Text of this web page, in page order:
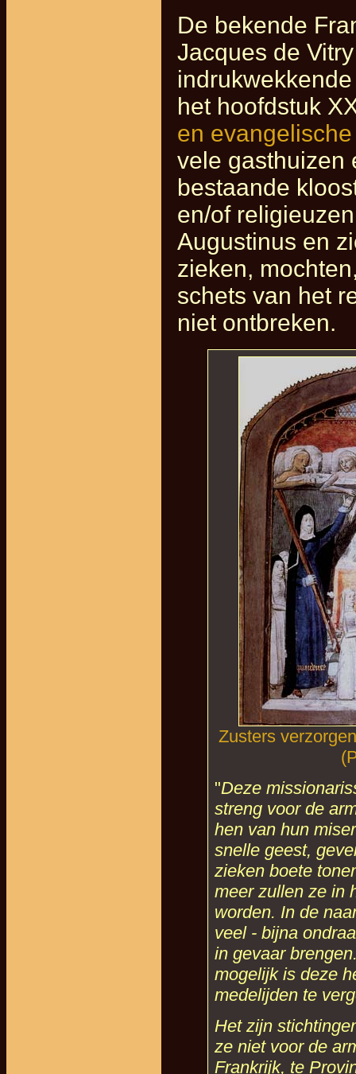
De bekende
Jacques de
het hoofdstuk
en
vele gasthuizen
bestaande
en/of
Augustinus en
zieken,
schets van het
niet ontbreken.
Zusters
"Deze
streng voor de
hen van hun
snelle geest,
zieken boete
meer zullen ze in
worden. In de
veel - bijna
in gevaar
mogelijk is deze
medelijden te
Het zijn
ze niet voor de
Frankrijk, te